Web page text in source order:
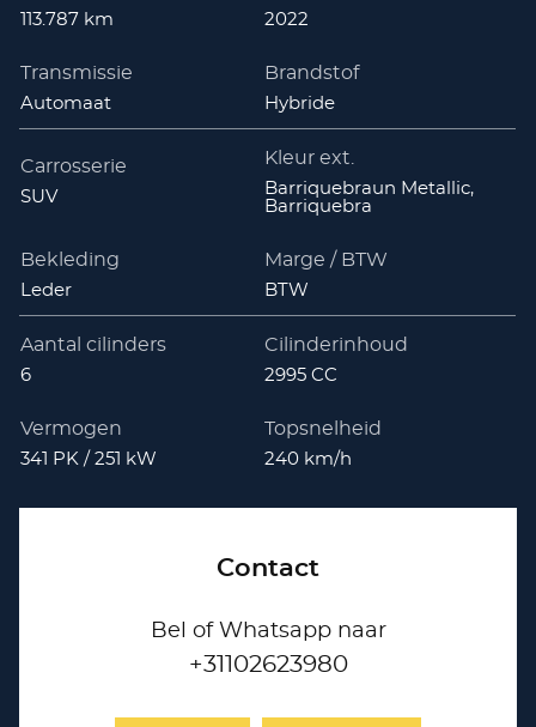
113.787 km 2022
Transmissie
Automaat
Brandstof
Hybride
Carrosserie
SUV
Kleur ext.
Barriquebraun Metallic,
Barriquebra
Bekleding
Leder
Marge / BTW
BTW
Aantal cilinders
6
Cilinderinhoud
2995 CC
Vermogen
341 PK / 251 kW
Topsnelheid
240 km/h
Contact
Bel of Whatsapp naar
+31102623980